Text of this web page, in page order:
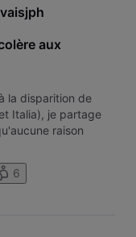
aux
la disparition de
Italia), je partage
raison
signaler le
6